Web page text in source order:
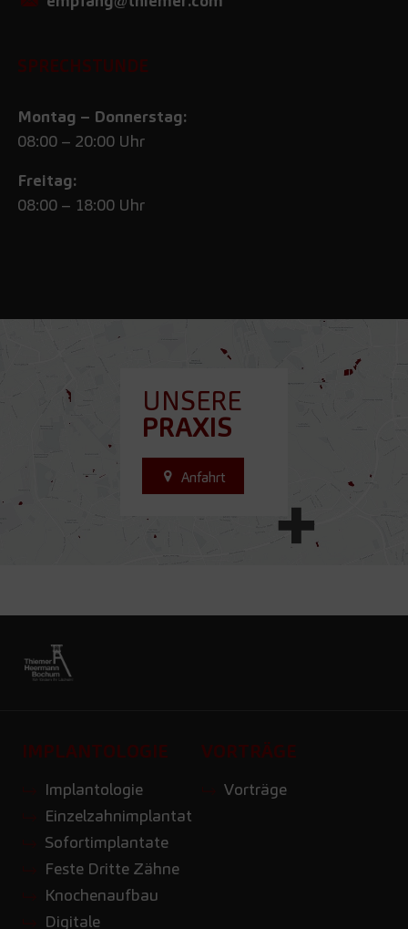
UNSERE
PRAXIS
Anfahrt
SPRECHSTUNDE
Montag – Donnerstag:
08:00 – 20:00 Uhr
Freitag:
08:00 – 18:00 Uhr
IMPLANTOLOGIE
Implantologie
Einzelzahnimplantat
Sofortimplantate
Feste Dritte Zähne
Knochenaufbau
Digitale
VORTRÄGE
Vorträge